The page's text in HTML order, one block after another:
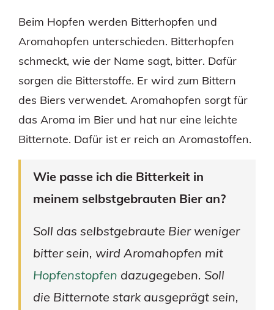
Beim Hopfen werden Bitterhopfen und
Aromahopfen unterschieden. Bitterhopfen
schmeckt, wie der Name sagt, bitter. Dafür
sorgen die Bitterstoffe. Er wird zum Bittern
des Biers verwendet. Aromahopfen sorgt für
das Aroma im Bier und hat nur eine leichte
Bitternote. Dafür ist er reich an Aromastoffen.
Wie passe ich die Bitterkeit in
meinem selbstgebrauten Bier an?
Soll das selbstgebraute Bier weniger
bitter sein, wird Aromahopfen mit
Hopfenstopfen dazugegeben. Soll
die Bitternote stark ausgeprägt sein,